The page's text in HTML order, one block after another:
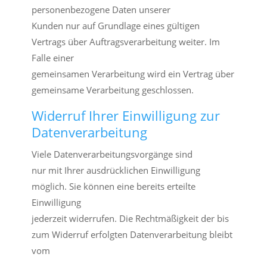
personenbezogene Daten unserer
Kunden nur auf Grundlage eines gültigen
Vertrags über Auftragsverarbeitung weiter. Im
Falle einer
gemeinsamen Verarbeitung wird ein Vertrag über
gemeinsame Verarbeitung geschlossen.
Widerruf Ihrer Einwilligung zur
Datenverarbeitung
Viele Datenverarbeitungsvorgänge sind
nur mit Ihrer ausdrücklichen Einwilligung
möglich. Sie können eine bereits erteilte
Einwilligung
jederzeit widerrufen. Die Rechtmäßigkeit der bis
zum Widerruf erfolgten Datenverarbeitung bleibt
vom